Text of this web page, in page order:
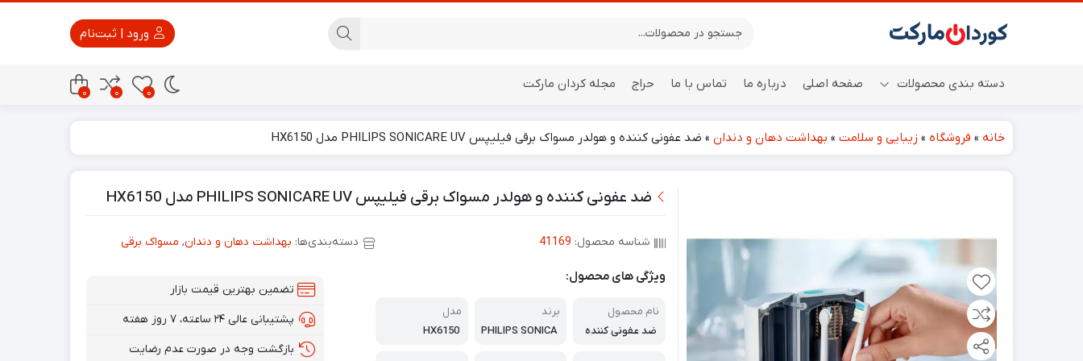
دسته بندی محصولات
اسپیکر ایستگاه هواشناسی باتری
صفحه اصلی درباره ما تماس با ما حراج مجله کردان مارکت
0
0
0
خانه » فروشگاه » زیبایی و سلامت » بهداشت دهان و دندان » ضد عفونی کننده و هولدر مسواک برقی فیلیپس PHILIPS SONICARE UV مدل HX6150
ضد عفونی کننده و هولدر مسواک برقی فیلیپس PHILIPS SONICARE UV مدل HX6150
شناسه محصول: 41169 دسته‌بندی‌ها: بهداشت دهان و دندان, مسواک برقی
ویژگی های محصول:
نام محصول
ضد عفونی کننده
برند
PHILIPS SONICA
مدل
HX6150
تضمین بهترین قیمت بازار
پشتیبانی عالی ۲۴ ساعته، ۷ روز هفته
بازگشت وجه در صورت عدم رضایت